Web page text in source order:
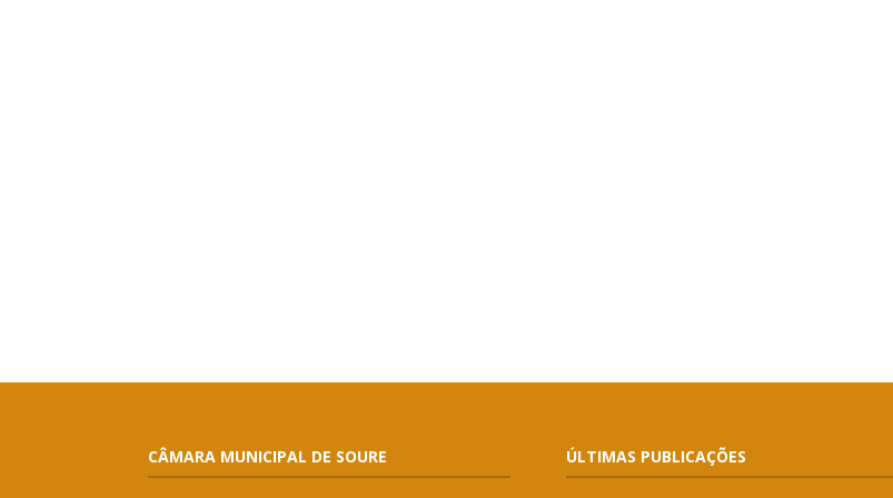
CÂMARA MUNICIPAL DE SOURE ÚLTIMAS PUBLICAÇÕES